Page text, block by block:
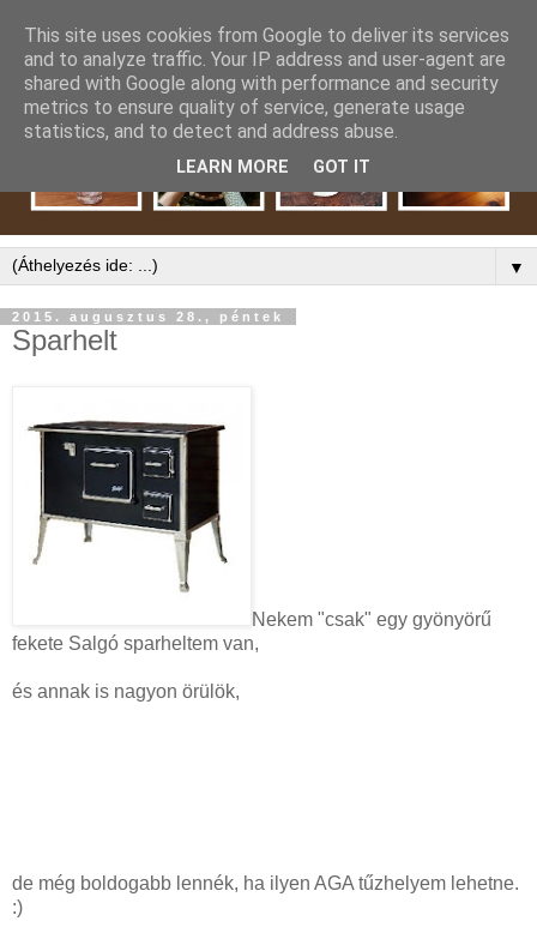
▼
2015. augusztus 28., péntek
Sparhelt
Nekem "csak" egy gyönyörű
fekete Salgó sparheltem van,
és annak is nagyon örülök,
de még boldogabb lennék, ha ilyen AGA tűzhelyem lehetne.
:)
This site uses cookies from Google to deliver its services
and to analyze traffic. Your IP address and user-agent are
shared with Google along with performance and security
metrics to ensure quality of service, generate usage
statistics, and to detect and address abuse.
LEARN MORE GOT IT